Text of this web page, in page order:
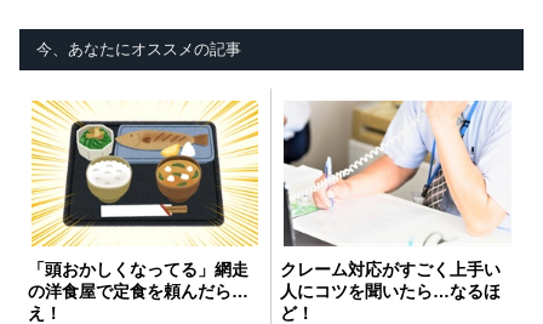
今、あなたにオススメの記事
「頭おかしくなってる」網走
の洋食屋で定食を頼んだら…
え！
クレーム対応がすごく上手い
人にコツを聞いたら…なるほ
ど！